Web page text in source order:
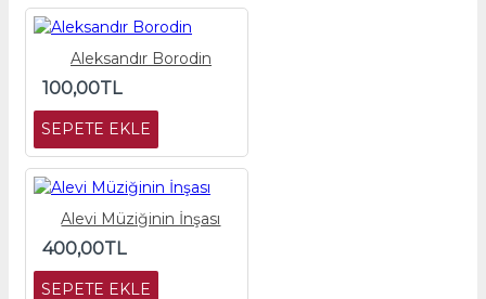
Aleksandır Borodin
100,00TL
SEPETE EKLE
Alevi Müziğinin İnşası
400,00TL
SEPETE EKLE